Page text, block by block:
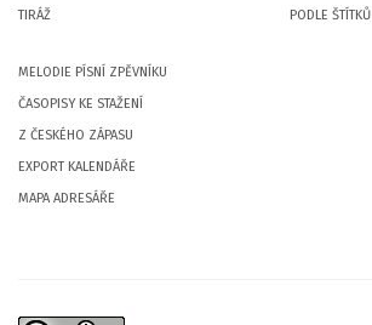
TIRÁŽ
PODLE ŠTÍTKŮ
MELODIE PÍSNÍ ZPĚVNÍKU
ČASOPISY KE STAŽENÍ
Z ČESKÉHO ZÁPASU
EXPORT KALENDÁŘE
MAPA ADRESÁŘE